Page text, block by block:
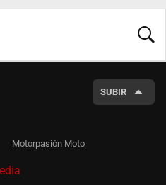
SUBIR
Motorpasión Moto